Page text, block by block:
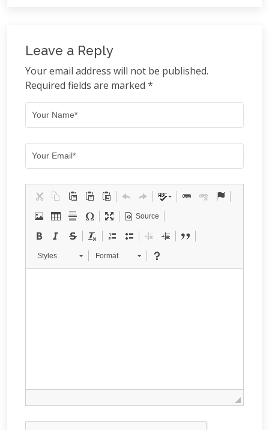
Leave a Reply
Your email address will not be published.
Required fields are marked *
Source
Styles Format